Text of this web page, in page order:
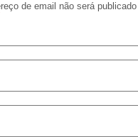
de email não será